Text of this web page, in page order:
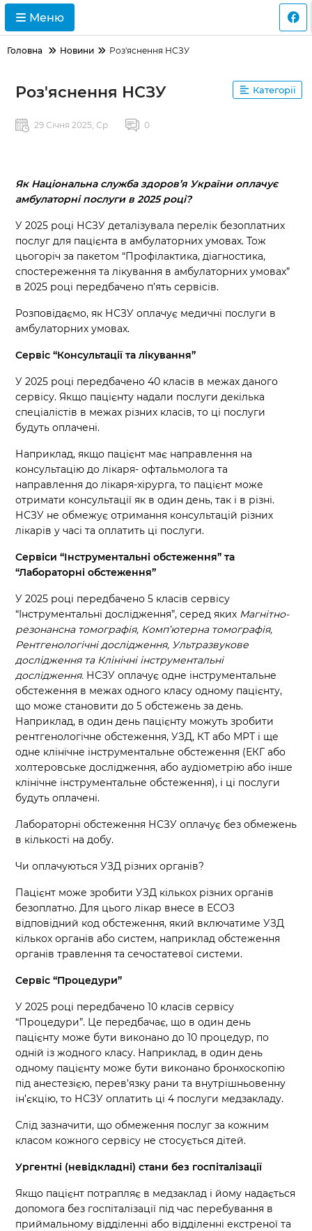
Меню
Головна Новини Роз'яснення НСЗУ
Роз'яснення НСЗУ Категорії
29 Січня 2025, Ср 0
Як Національна служба здоров’я України оплачує
амбулаторні послуги в 2025 році?
У 2025 році НСЗУ деталізувала перелік безоплатних
послуг для пацієнта в амбулаторних умовах. Тож
цьогоріч за пакетом “Профілактика, діагностика,
спостереження та лікування в амбулаторних умовах”
в 2025 році передбачено п’ять сервісів.
Розповідаємо, як НСЗУ оплачує медичні послуги в
амбулаторних умовах.
Сервіс “Консультації та лікування”
У 2025 році передбачено 40 класів в межах даного
сервісу. Якщо пацієнту надали послуги декілька
спеціалістів в межах різних класів, то ці послуги
будуть оплачені.
Наприклад, якщо пацієнт має направлення на
консультацію до лікаря- офтальмолога та
направлення до лікаря-хірурга, то пацієнт може
отримати консультації як в один день, так і в різні.
НСЗУ не обмежує отримання консультацій різних
лікарів у часі та оплатить ці послуги.
Сервіси “Інструментальні обстеження” та
“Лабораторні обстеження”
У 2025 році передбачено 5 класів сервісу
“Інструментальні дослідження”, серед яких Магнітно-
резонансна томографія, Комп’ютерна томографія,
Рентгенологічні дослідження, Ультразвукове
дослідження та Клінічні інструментальні
дослідження. НСЗУ оплачує одне інструментальне
обстеження в межах одного класу одному пацієнту,
що може становити до 5 обстежень за день.
Наприклад, в один день пацієнту можуть зробити
рентгенологічне обстеження, УЗД, КТ або МРТ і ще
одне клінічне інструментальне обстеження (ЕКГ або
холтеровське дослідження, або аудіометрію або інше
клінічне інструментальне обстеження), і ці послуги
будуть оплачені.
Лабораторні обстеження НСЗУ оплачує без обмежень
в кількості на добу.
Чи оплачуються УЗД різних органів?
Пацієнт може зробити УЗД кількох різних органів
безоплатно. Для цього лікар внесе в ЕСОЗ
відповідний код обстеження, який включатиме УЗД
кількох органів або систем, наприклад обстеження
органів травлення та сечостатевої системи.
Сервіс “Процедури”
У 2025 році передбачено 10 класів сервісу
“Процедури”. Це передбачає, що в один день
пацієнту може бути виконано до 10 процедур, по
одній із жодного класу. Наприклад, в один день
одному пацієнту може бути виконано бронхоскопію
під анестезією, перев’язку рани та внутрішньовенну
ін’єкцію, то НСЗУ оплатить ці 4 послуги медзакладу.
Слід зазначити, що обмеження послуг за кожним
класом кожного сервісу не стосується дітей.
Ургентні (невідкладні) стани без госпіталізації
Якщо пацієнт потрапляє в медзаклад і йому надається
допомога без госпіталізації під час перебування в
приймальному відділенні або відділенні екстреної та